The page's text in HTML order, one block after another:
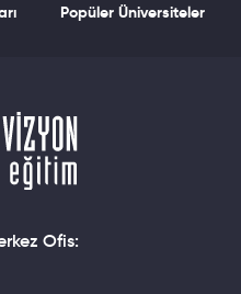
Popüler Üniversiteler
Ofis: